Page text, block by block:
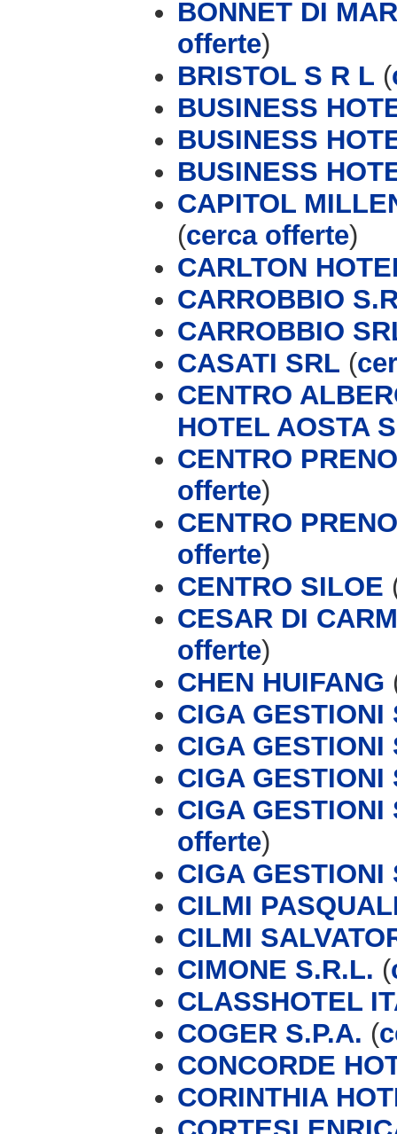
BONNET DI
offerte)
BRISTOL S R L (
BUSINESS
BUSINESS
BUSINESS
CAPITOL
(cerca offerte)
CARLTON
CARROBBIO
CARROBBIO
CASATI SRL (
CENTRO
HOTEL AOSTA
CENTRO
offerte)
CENTRO
offerte)
CENTRO SILOE
CESAR DI
offerte)
CHEN HUIFANG
CIGA GESTIONI
CIGA GESTIONI
CIGA GESTIONI
CIGA GESTIONI
offerte)
CIGA GESTIONI
CILMI
CILMI
CIMONE S.R.L. (
CLASSHOTEL
COGER S.P.A. (
CONCORDE
CORINTHIA